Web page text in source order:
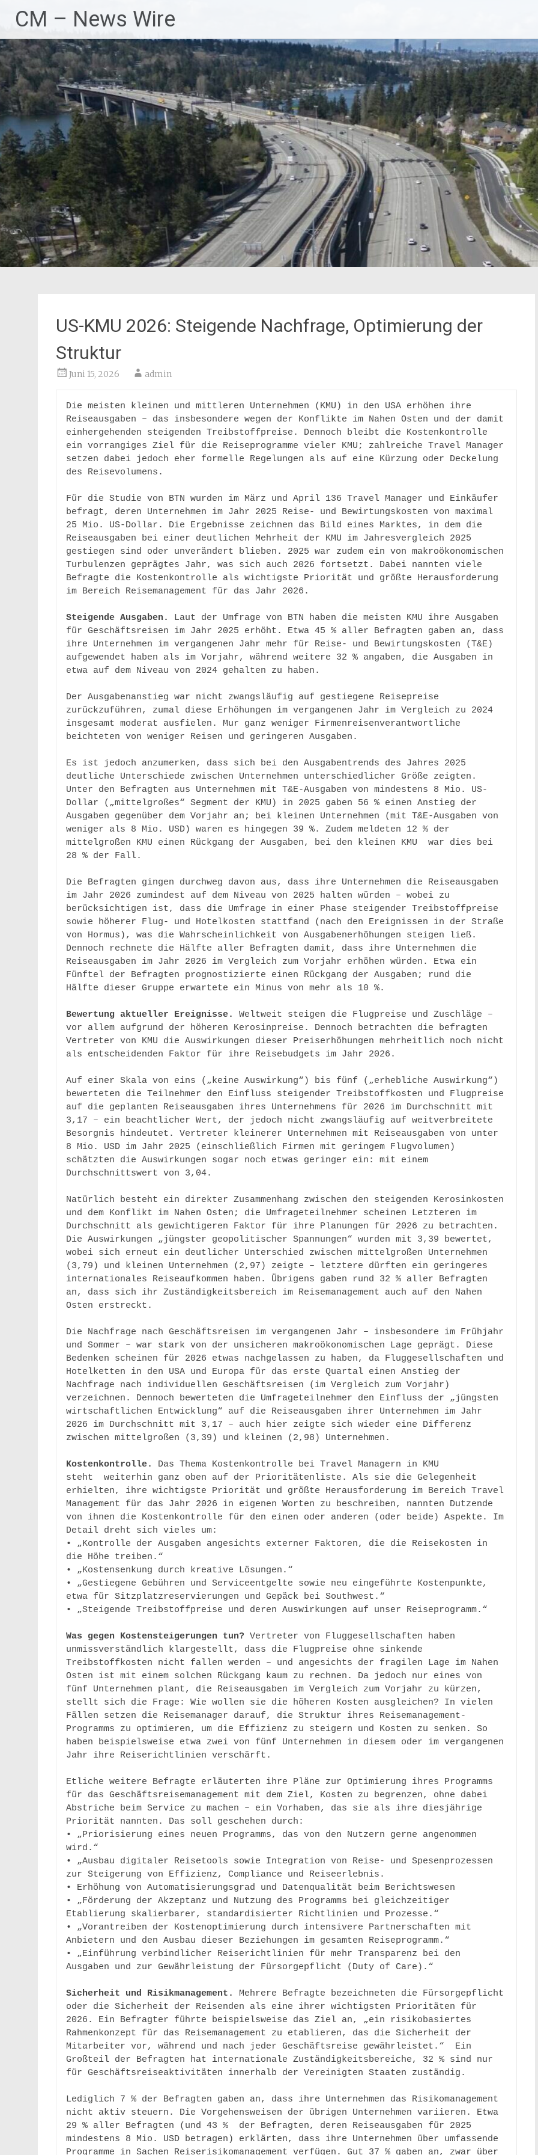
Inhalt
springen
CM – News Wire
US-KMU 2026: Steigende Nachfrage, Optimierung der
Struktur
Juni 15, 2026 admin
Die meisten kleinen und mittleren Unternehmen (KMU) in den USA erhöhen ihre
Reiseausgaben – das insbesondere wegen der Konflikte im Nahen Osten und der damit
einhergehenden steigenden Treibstoffpreise. Dennoch bleibt die Kostenkontrolle
ein vorrangiges Ziel für die Reiseprogramme vieler KMU; zahlreiche Travel Manager
setzen dabei jedoch eher formelle Regelungen als auf eine Kürzung oder Deckelung
des Reisevolumens.
Für die Studie von BTN wurden im März und April 136 Travel Manager und Einkäufer
befragt, deren Unternehmen im Jahr 2025 Reise- und Bewirtungskosten von maximal
25 Mio. US-Dollar. Die Ergebnisse zeichnen das Bild eines Marktes, in dem die
Reiseausgaben bei einer deutlichen Mehrheit der KMU im Jahresvergleich 2025
gestiegen sind oder unverändert blieben. 2025 war zudem ein von makroökonomischen
Turbulenzen geprägtes Jahr, was sich auch 2026 fortsetzt. Dabei nannten viele
Befragte die Kostenkontrolle als wichtigste Priorität und größte Herausforderung
im Bereich Reisemanagement für das Jahr 2026.
Steigende Ausgaben. Laut der Umfrage von BTN haben die meisten KMU ihre Ausgaben
für Geschäftsreisen im Jahr 2025 erhöht. Etwa 45 % aller Befragten gaben an, dass
ihre Unternehmen im vergangenen Jahr mehr für Reise- und Bewirtungskosten (T&E)
aufgewendet haben als im Vorjahr, während weitere 32 % angaben, die Ausgaben in
etwa auf dem Niveau von 2024 gehalten zu haben.
Der Ausgabenanstieg war nicht zwangsläufig auf gestiegene Reisepreise
zurückzuführen, zumal diese Erhöhungen im vergangenen Jahr im Vergleich zu 2024
insgesamt moderat ausfielen. Mur ganz weniger Firmenreisenverantwortliche
beichteten von weniger Reisen und geringeren Ausgaben.
Es ist jedoch anzumerken, dass sich bei den Ausgabentrends des Jahres 2025
deutliche Unterschiede zwischen Unternehmen unterschiedlicher Größe zeigten.
Unter den Befragten aus Unternehmen mit T&E-Ausgaben von mindestens 8 Mio. US-
Dollar („mittelgroßes“ Segment der KMU) in 2025 gaben 56 % einen Anstieg der
Ausgaben gegenüber dem Vorjahr an; bei kleinen Unternehmen (mit T&E-Ausgaben von
weniger als 8 Mio. USD) waren es hingegen 39 %. Zudem meldeten 12 % der
mittelgroßen KMU einen Rückgang der Ausgaben, bei den kleinen KMU  war dies bei
28 % der Fall.
Die Befragten gingen durchweg davon aus, dass ihre Unternehmen die Reiseausgaben
im Jahr 2026 zumindest auf dem Niveau von 2025 halten würden – wobei zu
berücksichtigen ist, dass die Umfrage in einer Phase steigender Treibstoffpreise
sowie höherer Flug- und Hotelkosten stattfand (nach den Ereignissen in der Straße
von Hormus), was die Wahrscheinlichkeit von Ausgabenerhöhungen steigen ließ.
Dennoch rechnete die Hälfte aller Befragten damit, dass ihre Unternehmen die
Reiseausgaben im Jahr 2026 im Vergleich zum Vorjahr erhöhen würden. Etwa ein
Fünftel der Befragten prognostizierte einen Rückgang der Ausgaben; rund die
Hälfte dieser Gruppe erwartete ein Minus von mehr als 10 %.
Bewertung aktueller Ereignisse. Weltweit steigen die Flugpreise und Zuschläge –
vor allem aufgrund der höheren Kerosinpreise. Dennoch betrachten die befragten
Vertreter von KMU die Auswirkungen dieser Preiserhöhungen mehrheitlich noch nicht
als entscheidenden Faktor für ihre Reisebudgets im Jahr 2026.
Auf einer Skala von eins („keine Auswirkung“) bis fünf („erhebliche Auswirkung“)
bewerteten die Teilnehmer den Einfluss steigender Treibstoffkosten und Flugpreise
auf die geplanten Reiseausgaben ihres Unternehmens für 2026 im Durchschnitt mit
3,17 – ein beachtlicher Wert, der jedoch nicht zwangsläufig auf weitverbreitete
Besorgnis hindeutet. Vertreter kleinerer Unternehmen mit Reiseausgaben von unter
8 Mio. USD im Jahr 2025 (einschließlich Firmen mit geringem Flugvolumen)
schätzten die Auswirkungen sogar noch etwas geringer ein: mit einem
Durchschnittswert von 3,04.
Natürlich besteht ein direkter Zusammenhang zwischen den steigenden Kerosinkosten
und dem Konflikt im Nahen Osten; die Umfrageteilnehmer scheinen Letzteren im
Durchschnitt als gewichtigeren Faktor für ihre Planungen für 2026 zu betrachten.
Die Auswirkungen „jüngster geopolitischer Spannungen“ wurden mit 3,39 bewertet,
wobei sich erneut ein deutlicher Unterschied zwischen mittelgroßen Unternehmen
(3,79) und kleinen Unternehmen (2,97) zeigte – letztere dürften ein geringeres
internationales Reiseaufkommen haben. Übrigens gaben rund 32 % aller Befragten
an, dass sich ihr Zuständigkeitsbereich im Reisemanagement auch auf den Nahen
Osten erstreckt.
Die Nachfrage nach Geschäftsreisen im vergangenen Jahr – insbesondere im Frühjahr
und Sommer – war stark von der unsicheren makroökonomischen Lage geprägt. Diese
Bedenken scheinen für 2026 etwas nachgelassen zu haben, da Fluggesellschaften und
Hotelketten in den USA und Europa für das erste Quartal einen Anstieg der
Nachfrage nach individuellen Geschäftsreisen (im Vergleich zum Vorjahr)
verzeichnen. Dennoch bewerteten die Umfrageteilnehmer den Einfluss der „jüngsten
wirtschaftlichen Entwicklung“ auf die Reiseausgaben ihrer Unternehmen im Jahr
2026 im Durchschnitt mit 3,17 – auch hier zeigte sich wieder eine Differenz
zwischen mittelgroßen (3,39) und kleinen (2,98) Unternehmen.
Kostenkontrolle. Das Thema Kostenkontrolle bei Travel Managern in KMU
steht  weiterhin ganz oben auf der Prioritätenliste. Als sie die Gelegenheit
erhielten, ihre wichtigste Priorität und größte Herausforderung im Bereich Travel
Management für das Jahr 2026 in eigenen Worten zu beschreiben, nannten Dutzende
von ihnen die Kostenkontrolle für den einen oder anderen (oder beide) Aspekte. Im
Detail dreht sich vieles um:
• „Kontrolle der Ausgaben angesichts externer Faktoren, die die Reisekosten in
die Höhe treiben.“
• „Kostensenkung durch kreative Lösungen.“
• „Gestiegene Gebühren und Serviceentgelte sowie neu eingeführte Kostenpunkte,
etwa für Sitzplatzreservierungen und Gepäck bei Southwest.“
• „Steigende Treibstoffpreise und deren Auswirkungen auf unser Reiseprogramm.“
Was gegen Kostensteigerungen tun? Vertreter von Fluggesellschaften haben
unmissverständlich klargestellt, dass die Flugpreise ohne sinkende
Treibstoffkosten nicht fallen werden – und angesichts der fragilen Lage im Nahen
Osten ist mit einem solchen Rückgang kaum zu rechnen. Da jedoch nur eines von
fünf Unternehmen plant, die Reiseausgaben im Vergleich zum Vorjahr zu kürzen,
stellt sich die Frage: Wie wollen sie die höheren Kosten ausgleichen? In vielen
Fällen setzen die Reisemanager darauf, die Struktur ihres Reisemanagement-
Programms zu optimieren, um die Effizienz zu steigern und Kosten zu senken. So
haben beispielsweise etwa zwei von fünf Unternehmen in diesem oder im vergangenen
Jahr ihre Reiserichtlinien verschärft.
Etliche weitere Befragte erläuterten ihre Pläne zur Optimierung ihres Programms
für das Geschäftsreisemanagement mit dem Ziel, Kosten zu begrenzen, ohne dabei
Abstriche beim Service zu machen – ein Vorhaben, das sie als ihre diesjährige
Priorität nannten. Das soll geschehen durch:
• „Priorisierung eines neuen Programms, das von den Nutzern gerne angenommen
wird.“
• „Ausbau digitaler Reisetools sowie Integration von Reise- und Spesenprozessen
zur Steigerung von Effizienz, Compliance und Reiseerlebnis.
• Erhöhung von Automatisierungsgrad und Datenqualität beim Berichtswesen
• „Förderung der Akzeptanz und Nutzung des Programms bei gleichzeitiger
Etablierung skalierbarer, standardisierter Richtlinien und Prozesse.“
• „Vorantreiben der Kostenoptimierung durch intensivere Partnerschaften mit
Anbietern und den Ausbau dieser Beziehungen im gesamten Reiseprogramm.“
• „Einführung verbindlicher Reiserichtlinien für mehr Transparenz bei den
Ausgaben und zur Gewährleistung der Fürsorgepflicht (Duty of Care).“
Sicherheit und Risikmanagement. Mehrere Befragte bezeichneten die Fürsorgepflicht
oder die Sicherheit der Reisenden als eine ihrer wichtigsten Prioritäten für
2026. Ein Befragter führte beispielsweise das Ziel an, „ein risikobasiertes
Rahmenkonzept für das Reisemanagement zu etablieren, das die Sicherheit der
Mitarbeiter vor, während und nach jeder Geschäftsreise gewährleistet.“  Ein
Großteil der Befragten hat internationale Zuständigkeitsbereiche, 32 % sind nur
für Geschäftsreiseaktivitäten innerhalb der Vereinigten Staaten zuständig.
Lediglich 7 % der Befragten gaben an, dass ihre Unternehmen das Risikomanagement
nicht aktiv steuern. Die Vorgehensweisen der übrigen Unternehmen variieren. Etwa
29 % aller Befragten (und 43 %  der Befragten, deren Reiseausgaben für 2025
mindestens 8 Mio. USD betragen) erklärten, dass ihre Unternehmen über umfassende
Programme in Sachen Reiserisikomanagement verfügen. Gut 37 % gaben an, zwar über